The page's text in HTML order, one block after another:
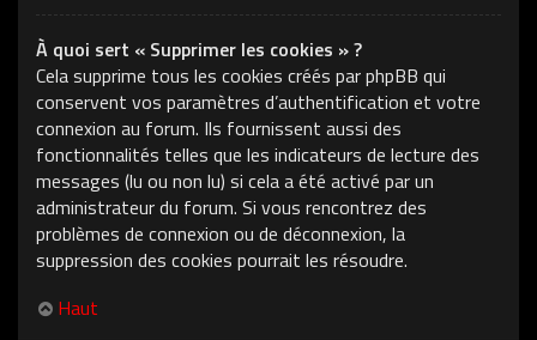
À quoi sert « Supprimer les cookies » ?
Cela supprime tous les cookies créés par phpBB qui
conservent vos paramètres d’authentification et votre
connexion au forum. Ils fournissent aussi des
fonctionnalités telles que les indicateurs de lecture des
messages (lu ou non lu) si cela a été activé par un
administrateur du forum. Si vous rencontrez des
problèmes de connexion ou de déconnexion, la
suppression des cookies pourrait les résoudre.
Haut